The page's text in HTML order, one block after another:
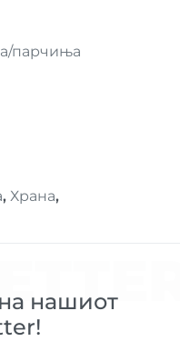
парчиња
, Храна,
нашиот